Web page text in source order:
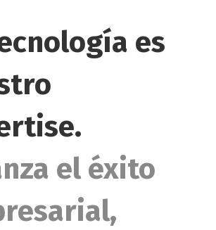
es
el éxito